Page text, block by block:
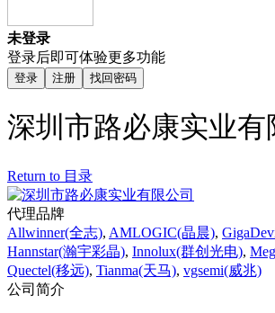
未登录
登录后即可体验更多功能
登录 注册 找回密码
深圳市路必康实业有
Return to 目录
代理品牌
Allwinner(全志), AMLOGIC(晶晨),
Hannstar(瀚宇彩晶), Innolux(群创光电),
Quectel(移远), Tianma(天马), vgsemi(威兆)
公司简介